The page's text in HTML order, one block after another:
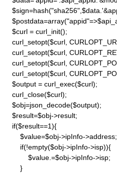
    $curl = curl_init();
curl_setopt($curl,
curl_setopt($curl,
curl_setopt($curl,
curl_setopt($curl,
    $output = curl_exec($curl);
    curl_close($curl);
    $obj=json_decode($output);
    $result=$obj->result;
    if($result==1){
        $value=$obj->ipInfo->address;
        if(!empty($obj->ipInfo->isp)){
            $value.=$obj->ipInfo->isp;
        }